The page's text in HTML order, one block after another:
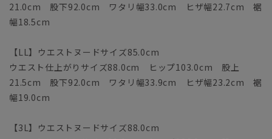
21.0cm 股下92.0cm ワタリ幅33.0cm ヒザ幅22.7cm 裾
幅18.5cm
【LL】ウエストヌードサイズ85.0cm
ウエスト仕上がりサイズ88.0cm ヒップ103.0cm 股上
21.5cm 股下92.0cm ワタリ幅33.9cm ヒザ幅23.2cm 裾
幅19.0cm
【3L】ウエストヌードサイズ88.0cm